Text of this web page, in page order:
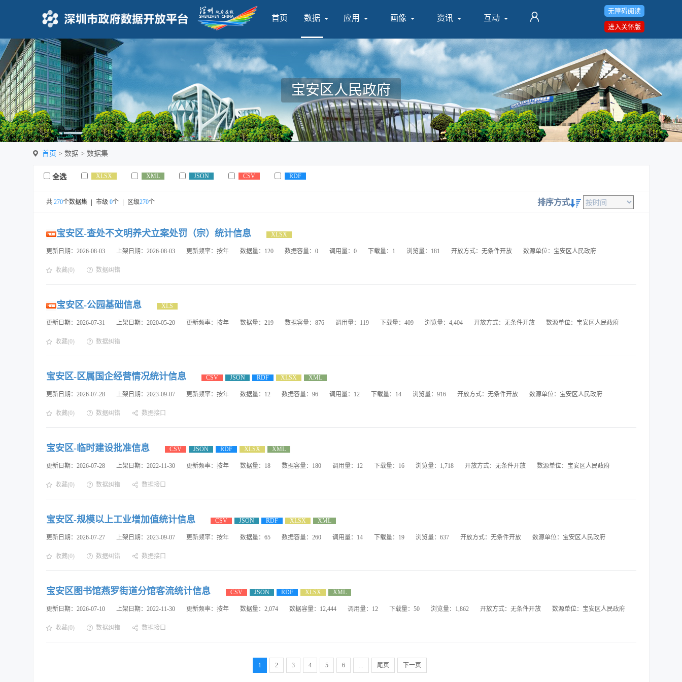
首页 数据 应用 画像 资讯 互动
无障碍阅读
进入关怀版
宝安区人民政府
首页 > 数据 > 数据集
全选 XLSX XML JSON CSV RDF
共 270个数据集 市级 0个 区级270个 排序方式
宝安区-查处不文明养犬立案处罚（宗）统计信息 XLSX
更新日期：2026-08-03 上架日期：2026-08-03 更新频率：按年 数据量：120 数据容量：0 调用量：0 下载量：1 浏览量：181 开放方式：无条件开放 数源单位：宝安区人民政府
收藏(0) 数据纠错
宝安区-公园基础信息 XLS
更新日期：2026-07-31 上架日期：2020-05-20 更新频率：按年 数据量：219 数据容量：876 调用量：119 下载量：409 浏览量：4,404 开放方式：无条件开放 数源单位：宝安区人民政府
收藏(0) 数据纠错
宝安区-区属国企经营情况统计信息 CSV JSON RDF XLSX XML
更新日期：2026-07-28 上架日期：2023-09-07 更新频率：按年 数据量：12 数据容量：96 调用量：12 下载量：14 浏览量：916 开放方式：无条件开放 数源单位：宝安区人民政府
收藏(0) 数据纠错 数据接口
宝安区-临时建设批准信息 CSV JSON RDF XLSX XML
更新日期：2026-07-28 上架日期：2022-11-30 更新频率：按年 数据量：18 数据容量：180 调用量：12 下载量：16 浏览量：1,718 开放方式：无条件开放 数源单位：宝安区人民政府
收藏(0) 数据纠错 数据接口
宝安区-规模以上工业增加值统计信息 CSV JSON RDF XLSX XML
更新日期：2026-07-27 上架日期：2023-09-07 更新频率：按年 数据量：65 数据容量：260 调用量：14 下载量：19 浏览量：637 开放方式：无条件开放 数源单位：宝安区人民政府
收藏(0) 数据纠错 数据接口
宝安区图书馆燕罗街道分馆客流统计信息 CSV JSON RDF XLSX XML
更新日期：2026-07-10 上架日期：2022-11-30 更新频率：按年 数据量：2,074 数据容量：12,444 调用量：12 下载量：50 浏览量：1,862 开放方式：无条件开放 数源单位：宝安区人民政府
收藏(0) 数据纠错 数据接口
1 2 3 4 5 6 ... 尾页 下一页